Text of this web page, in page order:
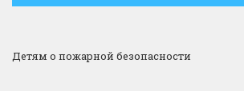
Детям о пожарной безопасности